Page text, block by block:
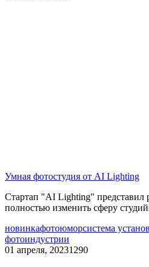
Умная фотостудия от AI Lighting
Cтартап "AI Lighting" представил
полностью изменить сферу
новинкафотоюморсистема
фотоиндустрии
01 апреля, 20231290